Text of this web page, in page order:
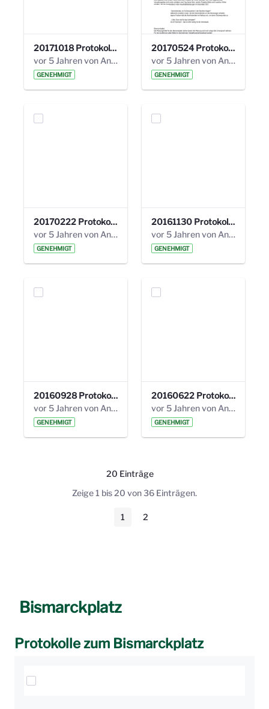
20171018 Protokoll 21. Steuerungskreis.pdf
vor 5 Jahren von Anni Schlumberger
GENEHMIGT
20170524 Protokoll 20. Steuerungskreis.pdf
vor 5 Jahren von Anni Schlumberger
GENEHMIGT
20170222 Protokoll 19. Steuerungskreis.pdf
vor 5 Jahren von Anni Schlumberger
GENEHMIGT
20161130 Protokoll 18. Steuerungskreis.pdf
vor 5 Jahren von Anni Schlumberger
GENEHMIGT
20160928 Protokoll 17. Steuerungskreis.pdf
vor 5 Jahren von Anni Schlumberger
GENEHMIGT
20160622 Protokoll 16. Steuerungskreis.pdf
vor 5 Jahren von Anni Schlumberger
GENEHMIGT
20 Einträge
Pro Seite
Zeige 1 bis 20 von 36 Einträgen.
Seite
1 Seite
2
Bismarckplatz
Protokolle zum Bismarckplatz
Elemente auswählen